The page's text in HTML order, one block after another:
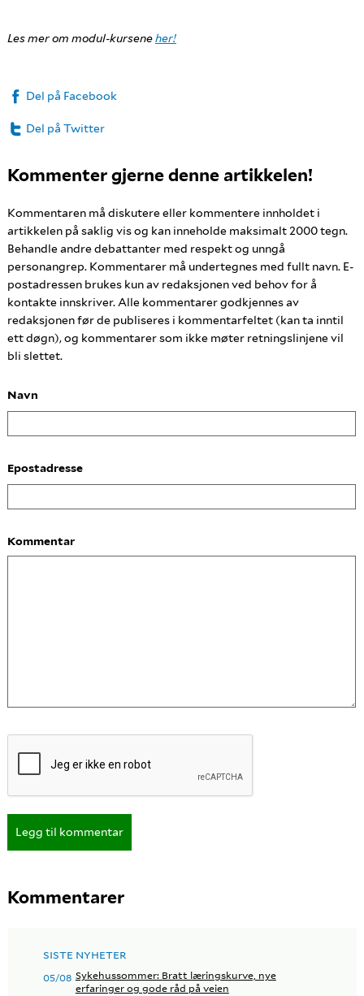
Les mer om modul-kurseneher!
Del på Facebook
Del på Twitter
Kommenter gjerne denne artikkelen!
Kommentaren må diskutere eller kommentere innholdet i
artikkelen på saklig vis og kan inneholde maksimalt 2000 tegn.
Behandle andre debattanter med respekt og unngå
personangrep. Kommentarer må undertegnes med fullt navn. E-
postadressen brukes kun av redaksjonen ved behov for å
kontakte innskriver. Alle kommentarer godkjennes av
redaksjonen før de publiseres i kommentarfeltet (kan ta inntil
ett døgn), og kommentarer som ikke møter retningslinjene vil
bli slettet.
Navn
Epostadresse
Kommentar
Legg til kommentar
Kommentarer
SISTE NYHETER
05/08 Sykehussommer: Bratt læringskurve, nye
erfaringer og gode råd på veien